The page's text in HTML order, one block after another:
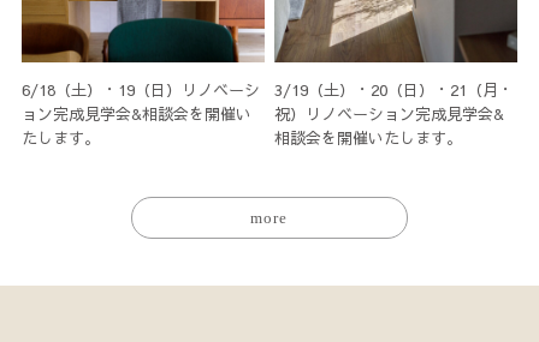
6/18（土）・19（日）リノベーシ
ョン完成見学会&相談会を開催い
たします。
3/19（土）・20（日）・21（月・
祝）リノベーション完成見学会&
相談会を開催いたします。
more